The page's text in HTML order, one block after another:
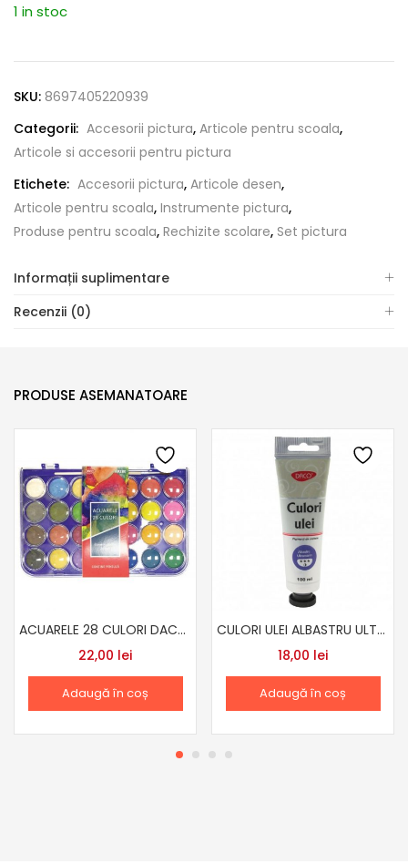
1 in stoc
SKU: 8697405220939
Categorii: Accesorii pictura, Articole pentru scoala,
Articole si accesorii pentru pictura
Etichete: Accesorii pictura, Articole desen,
Articole pentru scoala, Instrumente pictura,
Produse pentru scoala, Rechizite scolare, Set pictura
Informații suplimentare
Recenzii (0)
PRODUSE ASEMANATOARE
ACUARELE 28 CULORI DACO AR280
22,00 lei
Adaugă în coș
CULORI ULEI ALBASTRU ULTRAMARIN
18,00 lei
Adaugă în coș